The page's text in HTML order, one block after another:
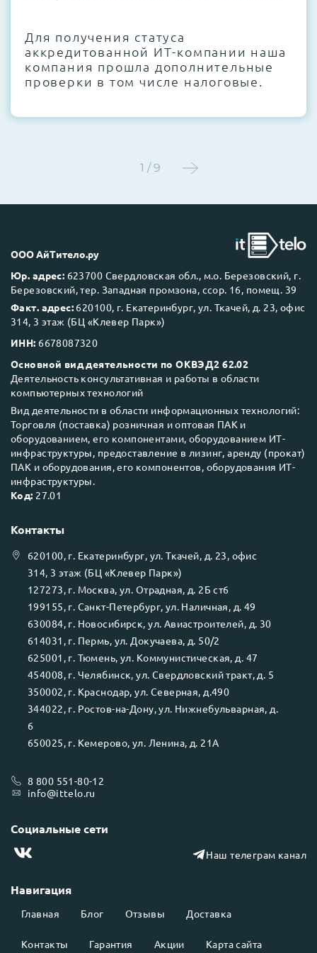
Этап 4:Стресс-тестирование под 100%
нагрузкой в течение 72 часов для
проверки стабильности всех подсистем
Next Business Day (NBD)
Для получения статуса
аккредитованной ИТ-компании наша
компания прошла дополнительные
проверки в том числе налоговые.
1 / 9
ООО АйТитело.ру
Юр. адрес: 623700 Свердловская обл., м.о. Березовский, г.
Березовский, тер. Западная промзона, ссор. 16, помещ. 39
Факт. адрес: 620100, г. Екатеринбург, ул. Ткачей, д. 23, офис
314, 3 этаж (БЦ «Клевер Парк»)
ИНН: 6678087320
Основной вид деятельности по ОКВЭД2 62.02
Деятельность консультативная и работы в области
компьютерных технологий
Вид деятельности в области информационных технологий:
Торговля (поставка) розничная и оптовая ПАК и
оборудованием, его компонентами, оборудованием ИТ-
инфраструктуры, предоставление в лизинг, аренду (прокат)
ПАК и оборудования, его компонентов, оборудования ИТ-
инфраструктуры.
Код: 27.01
Навигация
Главная Блог Отзывы Доставка
Контакты Гарантия Акции Карта сайта
Контакты
620100, г. Екатеринбург, ул.Ткачей, д. 23, офис
314, 3 этаж (БЦ «Клевер Парк»)
127273, г. Москва, ул. Отрадная, д. 2Б ст6
199155, г. Санкт-Петербург, ул. Наличная, д. 49
630084, г. Новосибирск, ул. Авиастроителей, д. 30
614031 , г. Пермь, ул. Докучаева, д. 50/2
625001 , г. Тюмень, ул. Коммунистическая, д. 47
454008, г. Челябинск, ул. Свердловский тракт, д. 5
350002, г. Краснодар, ул. Северная, д.490
344022, г. Ростов-на-Дону, ул. Нижнебульварная, д.
6
650025, г. Кемерово, ул. Ленина, д. 21А
8 800 551-80-12
info@ittelo.ru
Социальные сети
Наш телеграм канал